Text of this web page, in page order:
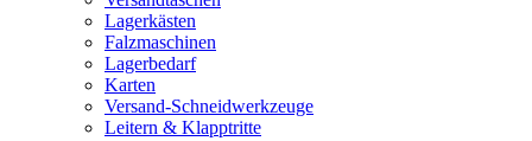
Lagerkästen
Falzmaschinen
Lagerbedarf
Karten
Versand-Schneidwerkzeuge
Leitern & Klapptritte